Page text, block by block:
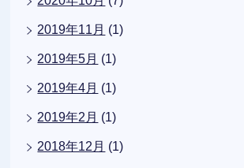
2019年11月 (1)
2019年5月 (1)
2019年4月 (1)
2019年2月 (1)
2018年12月 (1)